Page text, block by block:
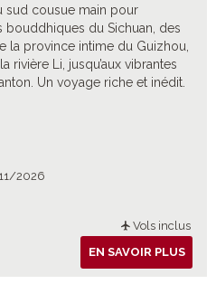
sud cousue main pour
bouddhiques du Sichuan, des
la province intime du Guizhou,
rivière Li, jusqu’aux vibrantes
Un voyage riche et inédit.
2026
Vols inclus
EN SAVOIR PLUS